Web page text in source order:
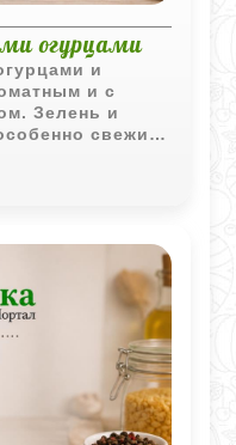
огурцами
и
и с
Зелень и
свежим